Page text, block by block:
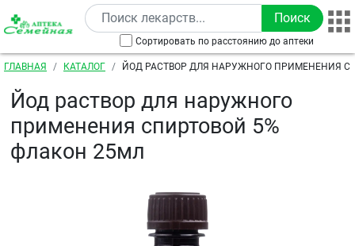
Перейти к основному содержанию
Сортировать по расстоянию до аптеки
Строка навигации
ГЛАВНАЯ КАТАЛОГ
ЙОД РАСТВОР ДЛЯ НАРУЖНОГО ПРИМЕНЕНИЯ
Йод раствор для наружного
применения спиртовой 5%
флакон 25мл